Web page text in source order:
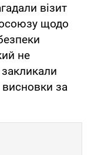
візит
щодо
не
висновки за